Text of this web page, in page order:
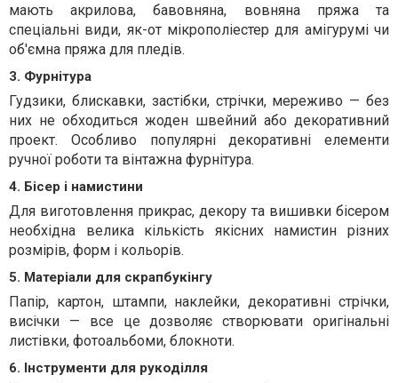
мають акрилова, бавовняна, вовняна пряжа та
спеціальні види, як-от мікрополіестер для амігурумі чи
об'ємна пряжа для пледів.
3. Фурнітура
Гудзики, блискавки, застібки, стрічки, мереживо — без
них не обходиться жоден швейний або декоративний
проект. Особливо популярні декоративні елементи
ручної роботи та вінтажна фурнітура.
4. Бісер і намистини
Для виготовлення прикрас, декору та вишивки бісером
необхідна велика кількість якісних намистин різних
розмірів, форм і кольорів.
5. Матеріали для скрапбукінгу
Папір, картон, штампи, наклейки, декоративні стрічки,
висічки — все це дозволяє створювати оригінальні
листівки, фотоальбоми, блокноти.
6. Інструменти для рукоділля